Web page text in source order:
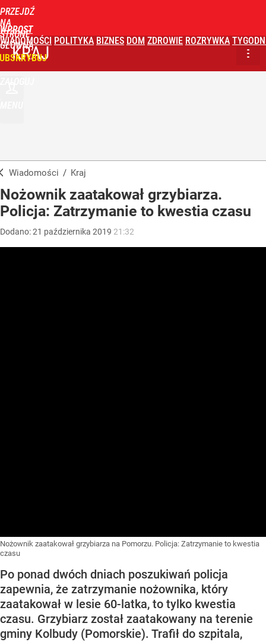
PRZEJDŹ
NA
STRONĘ
GŁÓWNĄ
WPROST
WIADOMOŚCI POLITYKA BIZNES DOM ZDROWIE ROZRYWKA
KRAJ
Wiadomości / Kraj
Nożownik zaatakował grzybiarza.
Policja: Zatrzymanie to kwestia czasu
Dodano:21 października 2019 21:32
Nożownik zaatakował grzybiarza na Pomorzu. Policja: Zatrzymanie to kwestia
czasu
Po ponad dwóch dniach poszukiwań policja
zapewnia, że zatrzymanie nożownika, który
zaatakował w lesie 60-latka, to tylko kwestia
czasu. Grzybiarz został zaatakowany na terenie
gminy Kolbudy (Pomorskie). Trafił do szpitala,